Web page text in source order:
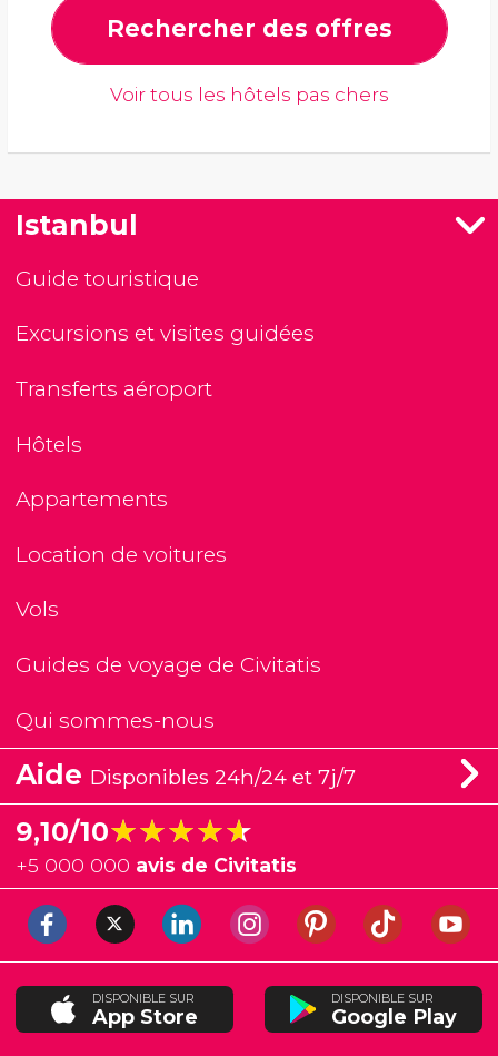
Rechercher des offres
Voir tous les hôtels pas chers
Istanbul
Guide touristique
Excursions et visites guidées
Transferts aéroport
Hôtels
Appartements
Location de voitures
Vols
Guides de voyage de Civitatis
Qui sommes-nous
Aide Disponibles 24h/24 et 7j/7
9,10/10★★★★★
★★★★★
+5 000 000 avis de Civitatis
DISPONIBLE SUR
App Store
DISPONIBLE SUR
Google Play